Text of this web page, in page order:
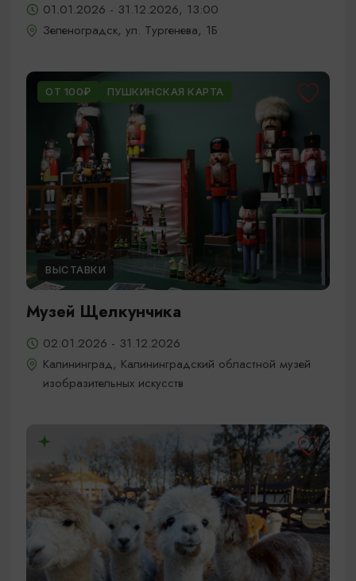
01.01.2026 - 31.12.2026, 13:00
Зеленоградск, ул. Тургенева, 1Б
ОТ 100₽ ПУШКИНСКАЯ КАРТА
ВЫСТАВКИ
Музей Щелкунчика
02.01.2026 - 31.12.2026
Калининград, Калининградский областной музей
изобразительных искусств